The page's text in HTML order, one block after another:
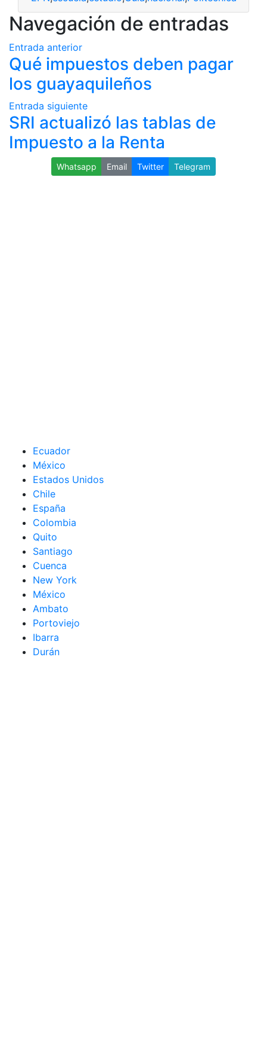
Navegación de entradas
Entrada anterior
Qué impuestos deben pagar
los guayaquileños
Entrada siguiente
SRI actualizó las tablas de
Impuesto a la Renta
Whatsapp Email Twitter Telegram
Ecuador
México
Estados Unidos
Chile
España
Colombia
Quito
Santiago
Cuenca
New York
México
Ambato
Portoviejo
Ibarra
Durán